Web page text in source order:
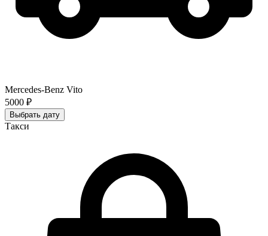
Mercedes-Benz Vito
5000 ₽
Выбрать дату
Такси